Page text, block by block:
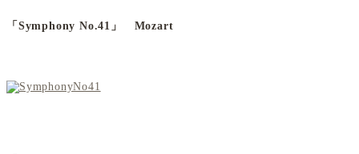
「Symphony No.41」 Mozart